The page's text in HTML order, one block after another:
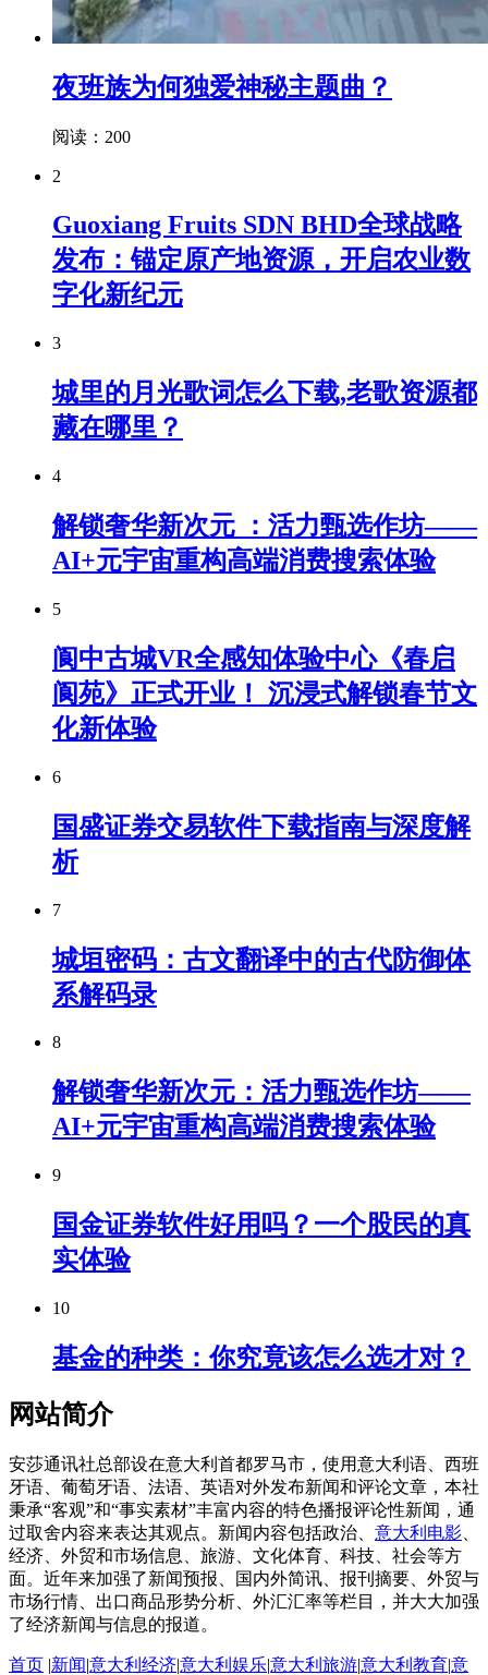
夜班族为何独爱神秘主题曲？
阅读：200
2
Guoxiang Fruits SDN BHD全球战略
发布：锚定原产地资源，开启农业数
字化新纪元
3
城里的月光歌词怎么下载,老歌资源都
藏在哪里？
4
解锁奢华新次元 ：活力甄选作坊——
AI+元宇宙重构高端消费搜索体验
5
阆中古城VR全感知体验中心《春启
阆苑》正式开业！ 沉浸式解锁春节文
化新体验
6
国盛证券交易软件下载指南与深度解
析
7
城垣密码：古文翻译中的古代防御体
系解码录
8
解锁奢华新次元：活力甄选作坊——
AI+元宇宙重构高端消费搜索体验
9
国金证券软件好用吗？一个股民的真
实体验
10
基金的种类：你究竟该怎么选才对？
网站简介
安莎通讯社总部设在意大利首都罗马市，使用意大利语、西班
牙语、葡萄牙语、法语、英语对外发布新闻和评论文章，本社
秉承“客观”和“事实素材”丰富内容的特色播报评论性新闻，通
过取舍内容来表达其观点。新闻内容包括政治、 意大利电影
经济、外贸和市场信息、旅游、文化体育、科技、社会等方
面。近年来加强了新闻预报、国内外简讯、报刊摘要、外贸与
市场行情、出口商品形势分析、外汇汇率等栏目，并大大加强
了经济新闻与信息的报道。
首页 |新闻|意大利经济|意大利娱乐|意大利旅游|意大利教育|意